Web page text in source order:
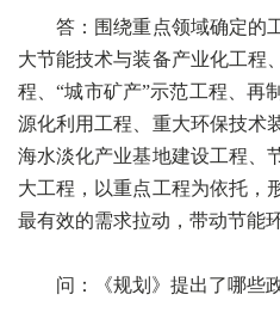
答：围绕重点领域确定的
大节能技术与装备产业化工程
程、“城市矿产”示范工程、再
源化利用工程、重大环保技术
海水淡化产业基地建设工程、
大工程，以重点工程为依托，
最有效的需求拉动，带动节能
问：《规划》提出了哪些政